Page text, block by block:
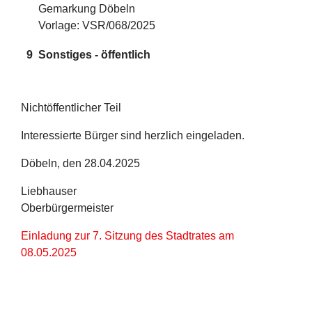
Gemarkung Döbeln
Vorlage: VSR/068/2025
9 Sonstiges - öffentlich
Nichtöffentlicher Teil
Interessierte Bürger sind herzlich eingeladen.
Döbeln, den 28.04.2025
Liebhauser
Oberbürgermeister
Einladung zur 7. Sitzung des Stadtrates am
08.05.2025